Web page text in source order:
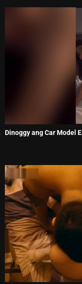
Dinoggy ang Car Model